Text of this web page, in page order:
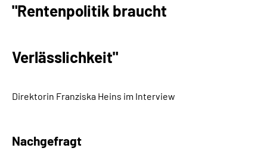
Broschüren und mehr
Über uns
"Rentenpolitik braucht
Verlässlichkeit"
Direktorin Franziska Heins im Interview
Nachgefragt